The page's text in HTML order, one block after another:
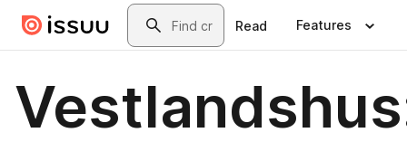
Skip to main contentSearch
Read Features